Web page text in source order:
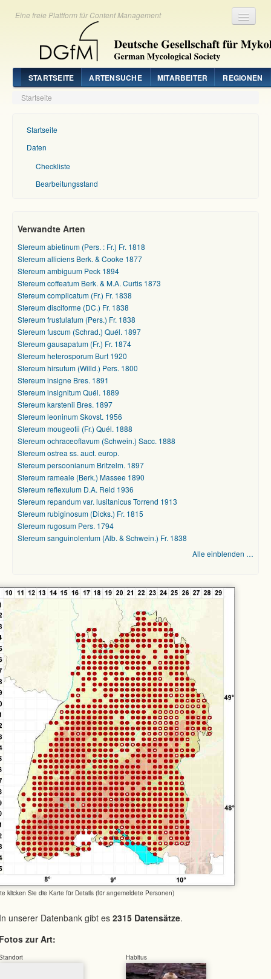
Eine freie Plattform für Content Management
STARTSEITE ARTENSUCHE MITARBEITER REGIONEN
Startseite
Startseite
Daten
Checkliste
Bearbeitungsstand
Verwandte Arten
Stereum abietinum (Pers. : Fr.) Fr. 1818
Stereum alliciens Berk. & Cooke 1877
Stereum ambiguum Peck 1894
Stereum coffeatum Berk. & M.A. Curtis 1873
Stereum complicatum (Fr.) Fr. 1838
Stereum disciforme (DC.) Fr. 1838
Stereum frustulatum (Pers.) Fr. 1838
Stereum fuscum (Schrad.) Quél. 1897
Stereum gausapatum (Fr.) Fr. 1874
Stereum heterosporum Burt 1920
Stereum hirsutum (Willd.) Pers. 1800
Stereum insigne Bres. 1891
Stereum insignitum Quél. 1889
Stereum karstenii Bres. 1897
Stereum leoninum Skovst. 1956
Stereum mougeotii (Fr.) Quél. 1888
Stereum ochraceoflavum (Schwein.) Sacc. 1888
Stereum ostrea ss. auct. europ.
Stereum persoonianum Britzelm. 1897
Stereum rameale (Berk.) Massee 1890
Stereum reflexulum D.A. Reid 1936
Stereum repandum var. lusitanicus Torrend 1913
Stereum rubiginosum (Dicks.) Fr. 1815
Stereum rugosum Pers. 1794
Stereum sanguinolentum (Alb. & Schwein.) Fr. 1838
Alle einblenden …
klicken Sie die Karte für Details (für angemeldete Personen)
unserer Datenbank gibt es 2315 Datensätze.
zur Art:
Habitus